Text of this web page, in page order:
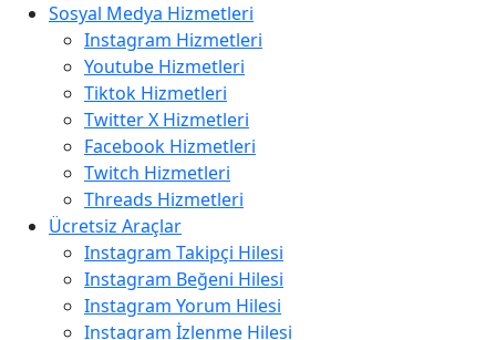
Sosyal Medya Hizmetleri
Instagram Hizmetleri
Youtube Hizmetleri
Tiktok Hizmetleri
Twitter X Hizmetleri
Facebook Hizmetleri
Twitch Hizmetleri
Threads Hizmetleri
Ücretsiz Araçlar
Instagram Takipçi Hilesi
Instagram Beğeni Hilesi
Instagram Yorum Hilesi
Instagram İzlenme Hilesi